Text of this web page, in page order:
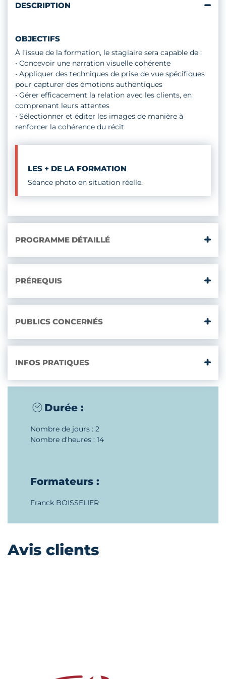
DESCRIPTION
OBJECTIFS
À l’issue de la formation, le stagiaire sera capable de :
• Concevoir une narration visuelle cohérente
• Appliquer des techniques de prise de vue spécifiques
pour capturer des émotions authentiques
• Gérer efficacement la relation avec les clients, en
comprenant leurs attentes
• Sélectionner et éditer les images de manière à
renforcer la cohérence du récit
LES + DE LA FORMATION
Séance photo en situation réelle.
PROGRAMME DÉTAILLÉ
PRÉREQUIS
PUBLICS CONCERNÉS
INFOS PRATIQUES
Durée :
Nombre de jours : 2
Nombre d'heures : 14
Formateurs :
Franck BOISSELIER
Avis clients